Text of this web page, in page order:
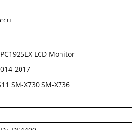
LCD Monitor
2017
SM-X730 SM-X736